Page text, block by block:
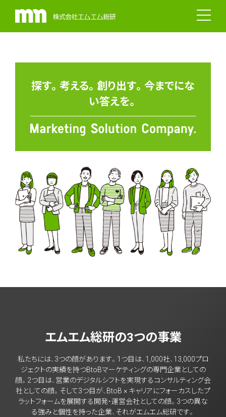
探す。 考える。 創り出す。 今までにな
い答えを。
エムエム総研の3つの事業
私たちには、3つの顔があります。1つ目は、1,000社、13,000プロ
ジェクトの実績を持つBtoBマーケティングの専門企業としての
顔。2つ目は、営業のデジタルシフトを実現するコンサルティング会
社としての顔。そして3つ目が、BtoB × キャリアにフォーカスしたプ
ラットフォームを展開する開発・運営会社としての顔。3つの異な
る強みと個性を持った企業、それがエムエム総研です。